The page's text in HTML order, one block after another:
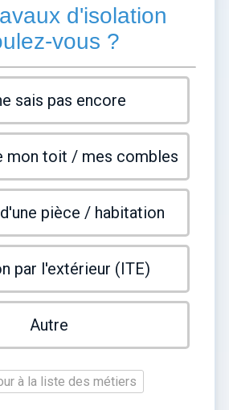
d'isolation
vous ?
sais pas encore
mon toit / mes combles
pièce / habitation
par l'extérieur (ITE)
Autre
à la liste des métiers